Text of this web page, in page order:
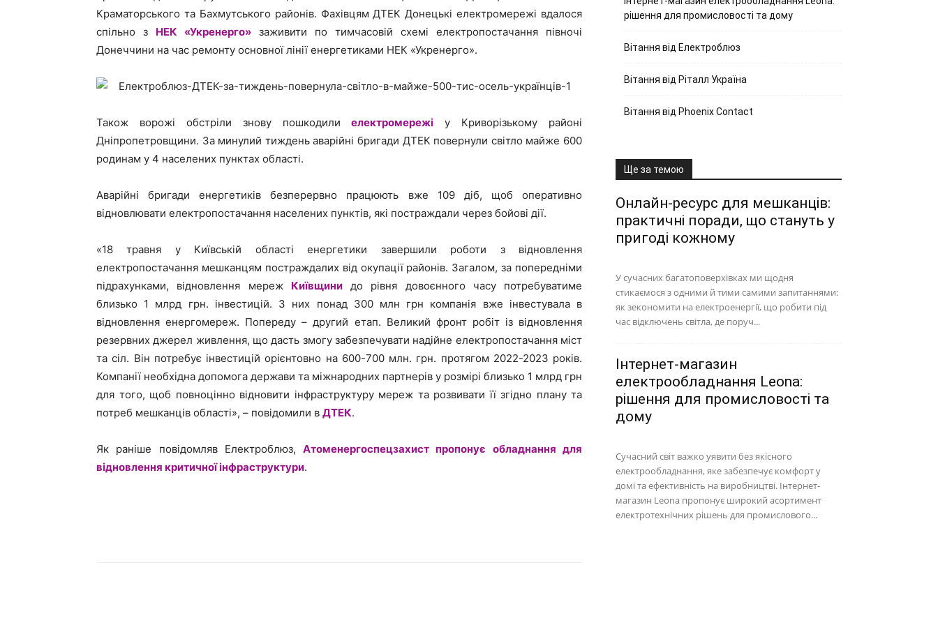
Краматорського та Бахмутського районів. Фахівцям ДТЕК Донецькі електромережі вдалося
спільно з НЕК «Укренерго» заживити по тимчасовій схемі електропостачання півночі
Донеччини на час ремонту основної лінії енергетиками НЕК «Укренерго».
Також ворожі обстріли знову пошкодилиелектромережі у Криворізькому районі
Дніпропетровщини. За минулий тиждень аварійні бригади ДТЕК повернули світло майже 600
родинам у 4 населених пунктах області.
Аварійні бригади енергетиків безперервно працюють вже 109 діб, щоб оперативно
відновлювати електропостачання населених пунктів, які постраждали через бойові дії.
«18 травня у Київській області енергетики завершили роботи з відновлення
електропостачання мешканцям постраждалих від окупації районів. Загалом, за попередніми
підрахунками, відновлення мереж Київщинидо рівня довоєнного часу потребуватиме
близько 1 млрд грн. інвестицій. З них понад 300 млн грн компанія вже інвестувала в
відновлення енергомереж. Попереду – другий етап. Великий фронт робіт із відновлення
резервних джерел живлення, що дасть змогу забезпечувати надійне електропостачання міст
та сіл. Він потребує інвестицій орієнтовно на 600-700 млн. грн. протягом 2022-2023 років.
Компанії необхідна допомога держави та міжнародних партнерів у розмірі близько 1 млрд грн
для того, щоб повноцінно відновити інфраструктуру мереж та розвивати її згідно плану та
потреб мешканців області», – повідомили в ДТЕК.
Як раніше повідомляв Електроблюз,Атоменергоспецзахист пропонує обладнання для
відновлення критичної інфраструктури.
рішення для промисловості та дому
Вітання від Електроблюз
Вітання від Ріталл Україна
Вітання від Phoenix Contact
Ще за темою
Онлайн-ресурс для мешканців:
практичні поради, що стануть у
пригоді кожному
У сучасних багатоповерхівках ми щодня
стикаємося з одними й тими самими запитаннями:
як зекономити на електроенергії, що робити під
час відключень світла, де поруч...
Інтернет-магазин
електрообладнання Leona:
рішення для промисловості та
дому
Сучасний світ важко уявити без якісного
електрообладнання, яке забезпечує комфорт у
домі та ефективність на виробництві. Інтернет-
магазин Leona пропонує широкий асортимент
електротехнічних рішень для промислового...